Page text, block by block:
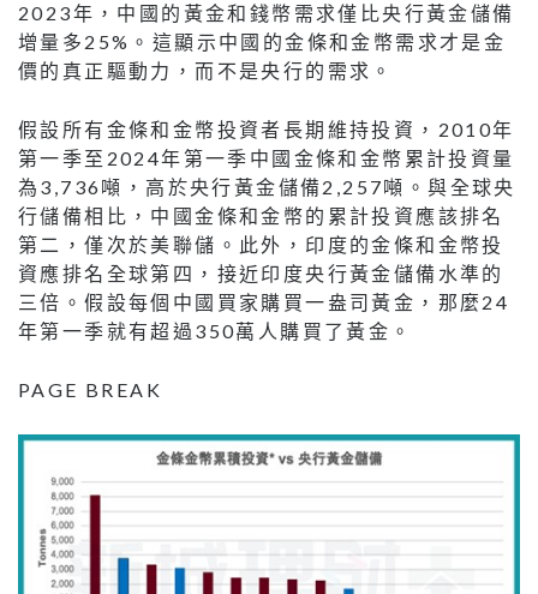
2023年，中國的黃金和錢幣需求僅比央行黃金儲備
增量多25%。這顯示中國的金條和金幣需求才是金
價的真正驅動力，而不是央行的需求。
假設所有金條和金幣投資者長期維持投資，2010年
第一季至2024年第一季中國金條和金幣累計投資量
為3,736噸，高於央行黃金儲備2,257噸。與全球央
行儲備相比，中國金條和金幣的累計投資應該排名
第二，僅次於美聯儲。此外，印度的金條和金幣投
資應排名全球第四，接近印度央行黃金儲備水準的
三倍。假設每個中國買家購買一盎司黃金，那麼24
年第一季就有超過350萬人購買了黃金。
PAGE BREAK